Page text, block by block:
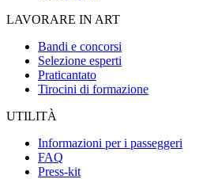
LAVORARE IN ART
Bandi e concorsi
Selezione esperti
Praticantato
Tirocini di formazione
UTILITÀ
Informazioni per i passeggeri
FAQ
Press-kit